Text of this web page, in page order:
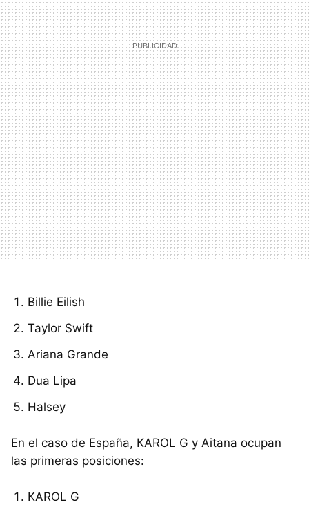
Billie Eilish
Taylor Swift
Ariana Grande
Dua Lipa
Halsey
En el caso de España, KAROL G y Aitana ocupan
las primeras posiciones:
KAROL G